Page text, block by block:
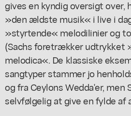
gives en kyndig oversigt over,
»den ældste musik« i live i
»styrtende« melodilinier og
(Sachs foretrækker udtrykket
melodica«. De klassiske
sangtyper stammer jo
og fra Ceylons Wedda'er, men
selvfølgelig at give en fylde af